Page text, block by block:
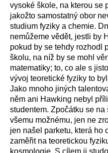
vysoké škole, na kterou se
jakožto samostatný obor
studium fyziky a chemie.
nemůžeme vědět, jestli by
pokud by se tehdy rozhodl
školu, na níž by se mohl
matematiky; to, co ale s
vývoj teoretické fyziky to
Jako mnoho jiných
něm ani Hawking nebyl
studentem. Zpočátku se
všemu možnému, jen ne
jen našel parketu, která ho
zaměřit na teoretickou
kosmologie. S cílem ji